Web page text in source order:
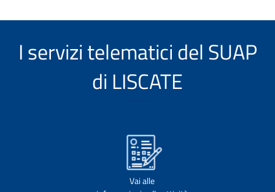
I servizi telematici del SUAP
di LISCATE
Vai alle